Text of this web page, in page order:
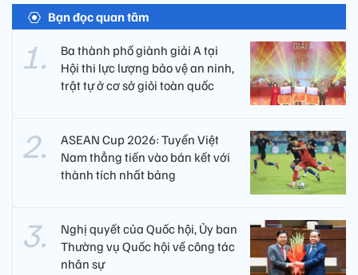
Bạn đọc quan tâm
Ba thành phố giành giải A tại
Hội thi lực lượng bảo vệ an ninh,
trật tự ở cơ sở giỏi toàn quốc
ASEAN Cup 2026: Tuyển Việt
Nam thẳng tiến vào bán kết với
thành tích nhất bảng
Nghị quyết của Quốc hội, Ủy ban
Thường vụ Quốc hội về công tác
nhân sự